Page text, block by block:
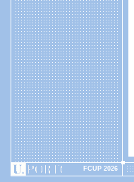
FCUP 2026